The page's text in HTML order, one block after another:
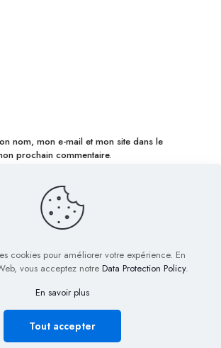
nom, mon e-mail et mon site dans le
prochain commentaire.
2022 Biig.fr - Tous droits réservés
Mentions légales Nous contacter
cookies pour améliorer votre expérience. En
vous acceptez notre Data Protection Policy.
En savoir plus
Tout accepter